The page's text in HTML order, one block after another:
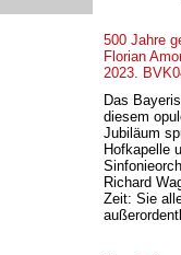
500 Jahre
Florian
2023.
Das
diesem
Jubiläum
Hofkapelle
Richard
Zeit: Sie